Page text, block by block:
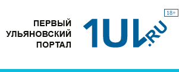
18+
и На участке проспекта Гая в Ульяновске
запретили остановку транспорта